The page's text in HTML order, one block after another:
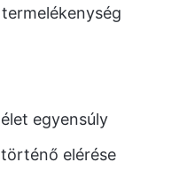
egyensúly
elérése